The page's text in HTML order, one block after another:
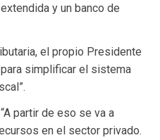
y un banco de
el propio Presidente
simplificar el sistema
partir de eso se va a
en el sector privado.